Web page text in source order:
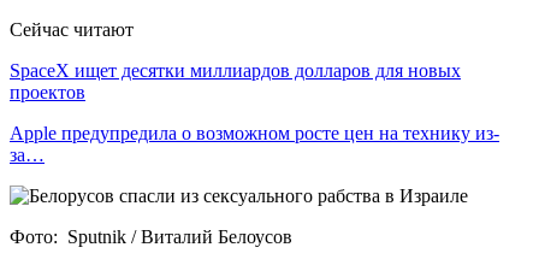
Сейчас читают
SpaceX ищет десятки миллиардов долларов для новых
проектов
Apple предупредила о возможном росте цен на технику из-
за…
Фото: Sputnik / Виталий Белоусов